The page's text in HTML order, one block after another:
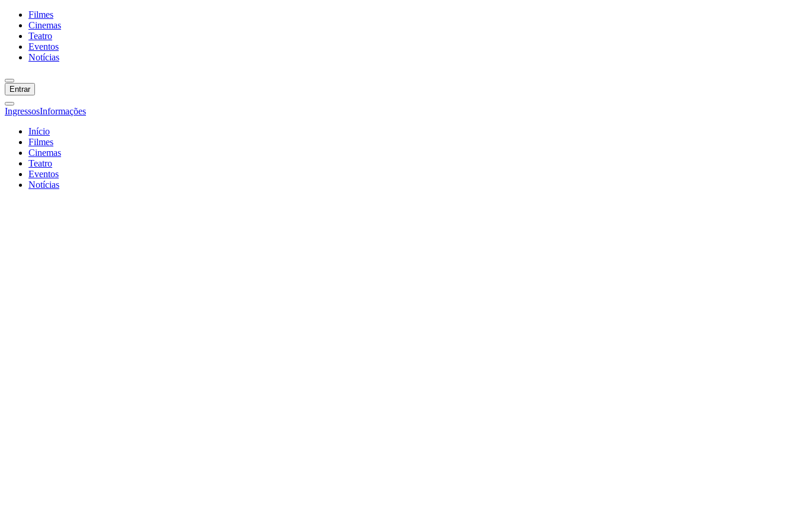
Filmes
Cinemas
Teatro
Eventos
Notícias
Entrar
IngressosInformações
Início
Filmes
Cinemas
Teatro
Eventos
Notícias